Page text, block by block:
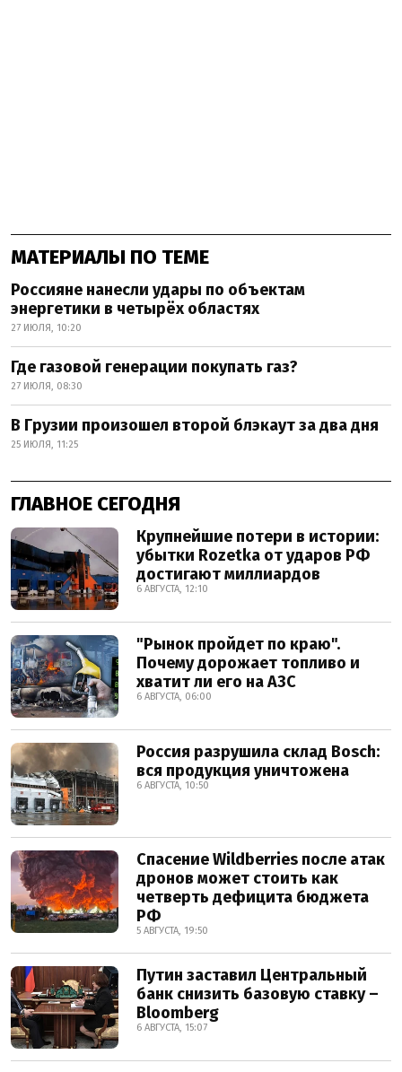
МАТЕРИАЛЫ ПО ТЕМЕ
Россияне нанесли удары по объектам
энергетики в четырёх областях
27 ИЮЛЯ, 10:20
Где газовой генерации покупать газ?
27 ИЮЛЯ, 08:30
В Грузии произошел второй блэкаут за два дня
25 ИЮЛЯ, 11:25
ГЛАВНОЕ СЕГОДНЯ
Крупнейшие потери в истории:
убытки Rozetka от ударов РФ
достигают миллиардов
6 АВГУСТА, 12:10
"Рынок пройдет по краю".
Почему дорожает топливо и
хватит ли его на АЗС
6 АВГУСТА, 06:00
Россия разрушила склад Bosch:
вся продукция уничтожена
6 АВГУСТА, 10:50
Спасение Wildberries после атак
дронов может стоить как
четверть дефицита бюджета
РФ
5 АВГУСТА, 19:50
Путин заставил Центральный
банк снизить базовую ставку –
Bloomberg
6 АВГУСТА, 15:07